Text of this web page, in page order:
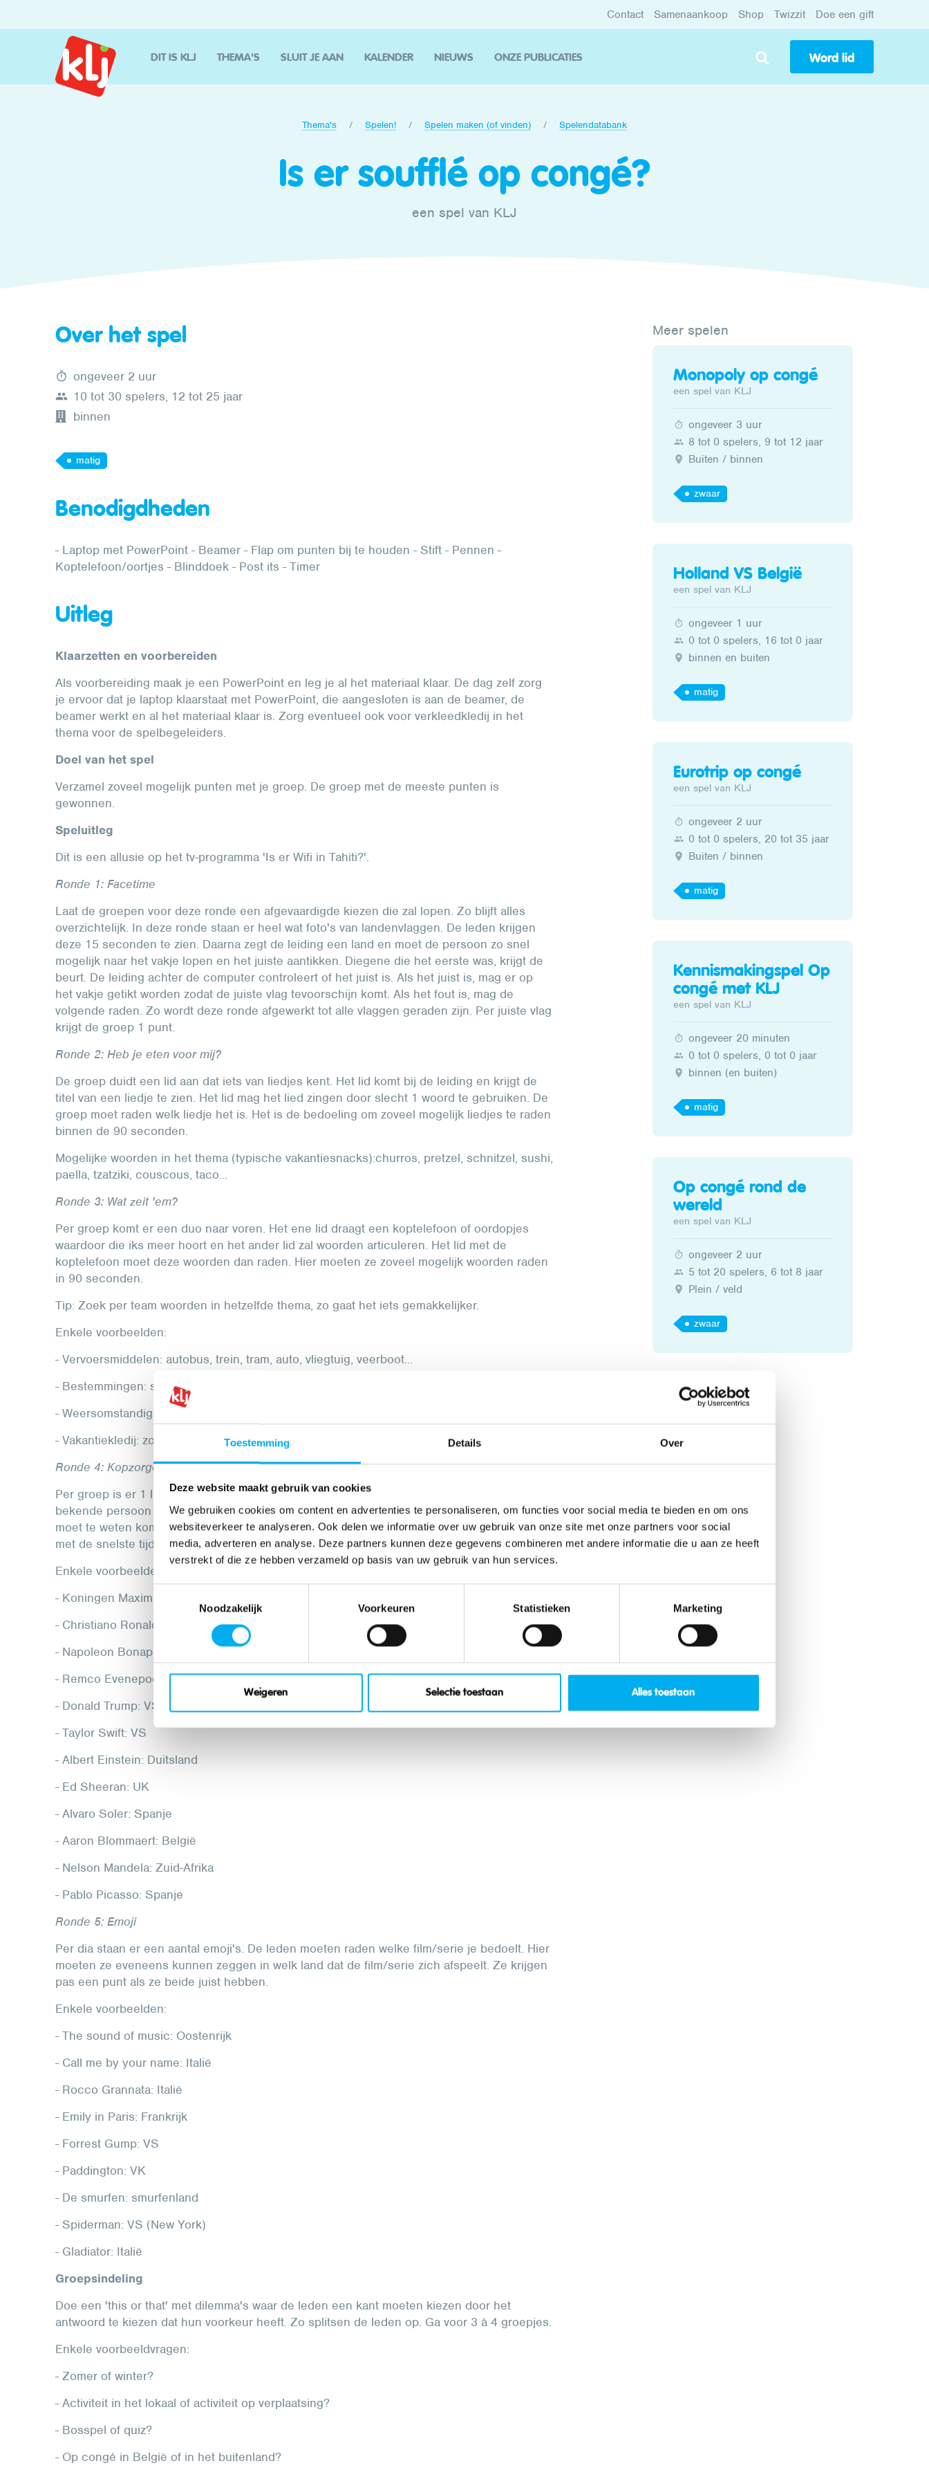
Toestemming Details Over
Deze website maakt gebruik van cookies
We gebruiken cookies om content en advertenties te personaliseren, om functies voor social media te bieden en om ons
websiteverkeer te analyseren. Ook delen we informatie over uw gebruik van onze site met onze partners voor social
media, adverteren en analyse. Deze partners kunnen deze gegevens combineren met andere informatie die u aan ze heeft
verstrekt of die ze hebben verzameld op basis van uw gebruik van hun services.
Noodzakelijk
Voorkeuren Statistieken Marketing
Weigeren Selectie toestaan Alles toestaan
Contact Samenaankoop Shop Twizzit Doe een gift
DIT IS KLJ THEMA'S SLUIT JE AAN KALENDER NIEUWS ONZE PUBLICATIES Word lid
Thema's Spelen! Spelen maken (of vinden) Spelendatabank
Is er soufflé op congé?
een spel van KLJ
Over het spel
ongeveer 2 uur
10 tot 30 spelers, 12 tot 25 jaar
binnen
matig
Benodigdheden
- Laptop met PowerPoint - Beamer - Flap om punten bij te houden - Stift - Pennen -
Koptelefoon/oortjes - Blinddoek - Post its - Timer
Uitleg
Klaarzetten en voorbereiden
Als voorbereiding maak je een PowerPoint en leg je al het materiaal klaar. De dag zelf zorg
je ervoor dat je laptop klaarstaat met PowerPoint, die aangesloten is aan de beamer, de
beamer werkt en al het materiaal klaar is. Zorg eventueel ook voor verkleedkledij in het
thema voor de spelbegeleiders.
Doel van het spel
Verzamel zoveel mogelijk punten met je groep. De groep met de meeste punten is
gewonnen.
Speluitleg
Dit is een allusie op het tv-programma 'Is er Wifi in Tahiti?'.
Ronde 1: Facetime
Laat de groepen voor deze ronde een afgevaardigde kiezen die zal lopen. Zo blijft alles
overzichtelijk. In deze ronde staan er heel wat foto's van landenvlaggen. De leden krijgen
deze 15 seconden te zien. Daarna zegt de leiding een land en moet de persoon zo snel
mogelijk naar het vakje lopen en het juiste aantikken. Diegene die het eerste was, krijgt de
beurt. De leiding achter de computer controleert of het juist is. Als het juist is, mag er op
het vakje getikt worden zodat de juiste vlag tevoorschijn komt. Als het fout is, mag de
volgende raden. Zo wordt deze ronde afgewerkt tot alle vlaggen geraden zijn. Per juiste vlag
krijgt de groep 1 punt.
Ronde 2: Heb je eten voor mij?
De groep duidt een lid aan dat iets van liedjes kent. Het lid komt bij de leiding en krijgt de
titel van een liedje te zien. Het lid mag het lied zingen door slecht 1 woord te gebruiken. De
groep moet raden welk liedje het is. Het is de bedoeling om zoveel mogelijk liedjes te raden
binnen de 90 seconden.
Mogelijke woorden in het thema (typische vakantiesnacks):churros, pretzel, schnitzel, sushi,
paella, tzatziki, couscous, taco...
Ronde 3: Wat zeit 'em?
Per groep komt er een duo naar voren. Het ene lid draagt een koptelefoon of oordopjes
waardoor die iks meer hoort en het ander lid zal woorden articuleren. Het lid met de
koptelefoon moet deze woorden dan raden. Hier moeten ze zoveel mogelijk woorden raden
in 90 seconden.
Tip: Zoek per team woorden in hetzelfde thema, zo gaat het iets gemakkelijker.
Enkele voorbeelden:
- Vervoersmiddelen: autobus, trein, tram, auto, vliegtuig, veerboot...
- Bestemmingen: strand, bergen, citytrip, platteland...
- Weersomstandigheden: warm, regenachtig, koud, bewolkt, sneeuwen...
- Vakantiekledij: zonnehoed, bikini, regenjas, skibotten, short...
Ronde 4: Kopzorgen
Per groep is er 1 lid dat een blinddoek krijgt. Op het hoofd wordt een naam geplakt van een
bekende persoon uit een bepaald land. Het land wordt op voorhand meegedeeld. Het lid
moet te weten komen wie die is door ja-nee-vragen te stellen aan de eigen groep. De groep
met de snelste tijd krijgt een punt.
Enkele voorbeelden:
- Koningen Maxima: Nederland
- Christiano Ronaldo: Portugal
- Napoleon Bonaparte: Frankrijk
- Remco Evenepoel: België
- Donald Trump: VS
- Taylor Swift: VS
- Albert Einstein: Duitsland
- Ed Sheeran: UK
- Alvaro Soler: Spanje
- Aaron Blommaert: België
- Nelson Mandela: Zuid-Afrika
- Pablo Picasso: Spanje
Ronde 5: Emoji
Per dia staan er een aantal emoji's. De leden moeten raden welke film/serie je bedoelt. Hier
moeten ze eveneens kunnen zeggen in welk land dat de film/serie zich afspeelt. Ze krijgen
pas een punt als ze beide juist hebben.
Enkele voorbeelden:
- The sound of music: Oostenrijk
- Call me by your name: Italië
- Rocco Grannata: Italië
- Emily in Paris: Frankrijk
- Forrest Gump: VS
- Paddington: VK
- De smurfen: smurfenland
- Spiderman: VS (New York)
- Gladiator: Italië
Groepsindeling
Doe een 'this or that' met dilemma's waar de leden een kant moeten kiezen door het
antwoord te kiezen dat hun voorkeur heeft. Zo splitsen de leden op. Ga voor 3 à 4 groepjes.
Enkele voorbeeldvragen:
- Zomer of winter?
- Activiteit in het lokaal of activiteit op verplaatsing?
- Bosspel of quiz?
- Op congé in België of in het buitenland?
Meer spelen
Monopoly op congé
een spel van KLJ
ongeveer 3 uur
8 tot 0 spelers, 9 tot 12 jaar
Buiten / binnen
zwaar
Holland VS België
een spel van KLJ
ongeveer 1 uur
0 tot 0 spelers, 16 tot 0 jaar
binnen en buiten
matig
Eurotrip op congé
een spel van KLJ
ongeveer 2 uur
0 tot 0 spelers, 20 tot 35 jaar
Buiten / binnen
matig
Kennismakingspel Op
congé met KLJ
een spel van KLJ
ongeveer 20 minuten
0 tot 0 spelers, 0 tot 0 jaar
binnen (en buiten)
matig
Op congé rond de
wereld
een spel van KLJ
ongeveer 2 uur
5 tot 20 spelers, 6 tot 8 jaar
Plein / veld
zwaar